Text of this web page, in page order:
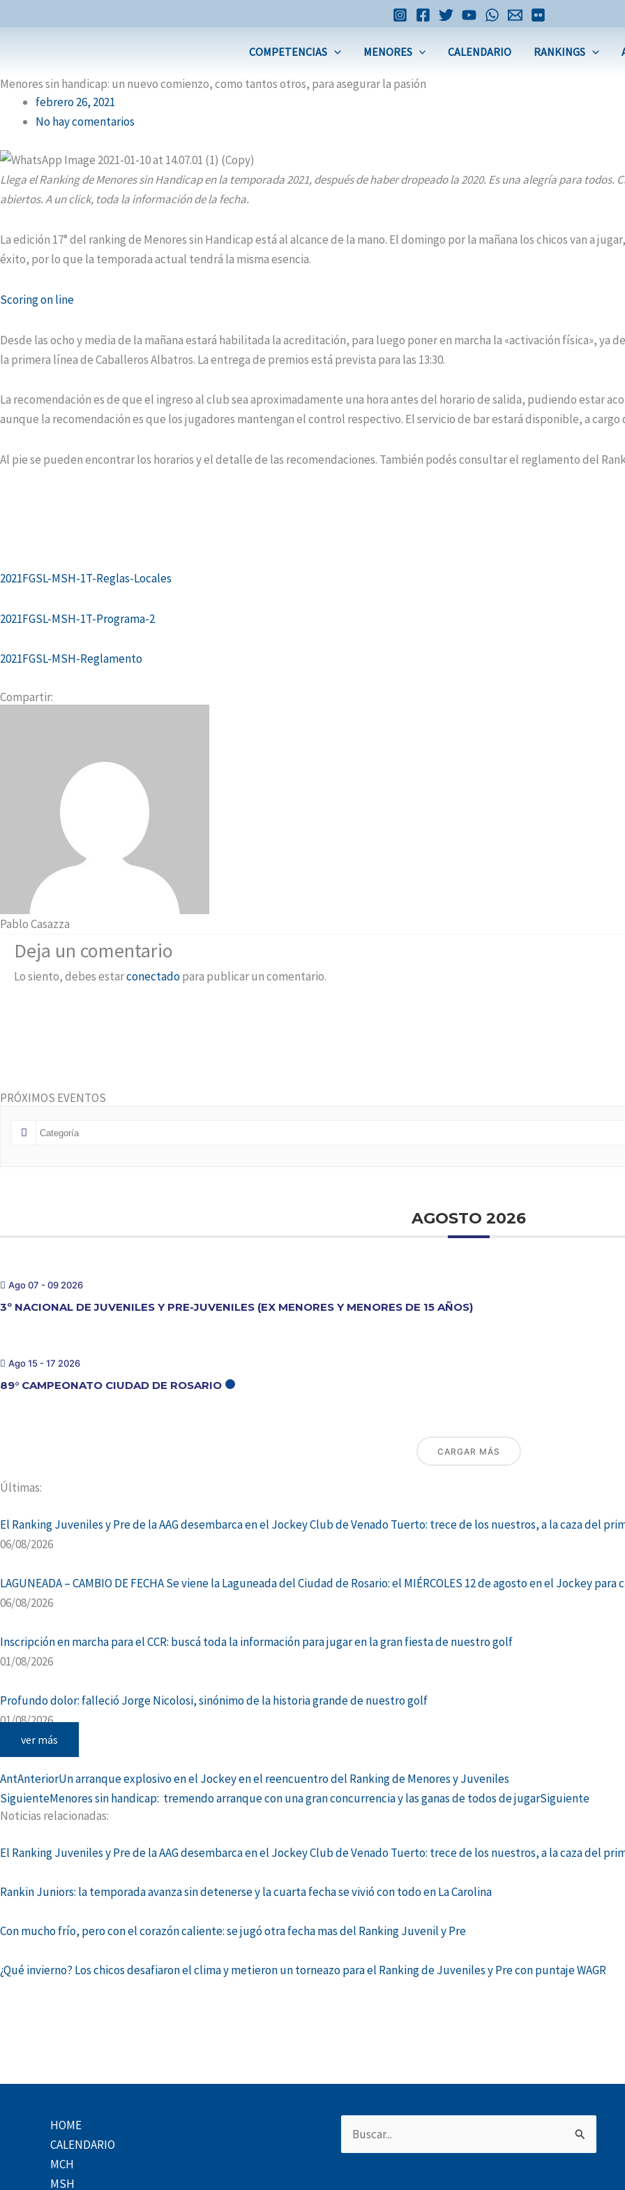
al
COMPETENCIAS MENORES CALENDARIO RANKINGS
Menores sin handicap: un nuevo comienzo, como tantos otros, para asegurar la pasión
febrero 26, 2021
No hay comentarios
Llega el Ranking de Menores sin Handicap en la temporada 2021, después de haber dropeado la 2020. Es una alegría para todos.
abiertos. A un click, toda la información de la fecha.
La edición 17° del ranking de Menores sin Handicap está al alcance de la mano. El domingo por la mañana los chicos van a
éxito, por lo que la temporada actual tendrá la misma esencia.
Scoring on line
Desde las ocho y media de la mañana estará habilitada la acreditación, para luego poner en marcha la «activación física», ya
la primera línea de Caballeros Albatros. La entrega de premios está prevista para las 13:30.
La recomendación es de que el ingreso al club sea aproximadamente una hora antes del horario de salida, pudiendo estar
aunque la recomendación es que los jugadores mantengan el control respectivo. El servicio de bar estará disponible, a cargo
Al pie se pueden encontrar los horarios y el detalle de las recomendaciones. También podés consultar el reglamento del
2021FGSL-MSH-1T-Reglas-Locales
2021FGSL-MSH-1T-Programa-2
2021FGSL-MSH-Reglamento
Compartir:
Pablo Casazza
Deja un comentario
Lo siento, debes estarconectadopara publicar un comentario.
PRÓXIMOS EVENTOS
AGOSTO 2026
Ago 07 - 09 2026
3º NACIONAL DE JUVENILES Y PRE-JUVENILES (EX MENORES Y MENORES DE 15 AÑOS)
Ago 15 - 17 2026
89° CAMPEONATO CIUDAD DE ROSARIO
CARGAR MÁS
Últimas:
El Ranking Juveniles y Pre de la AAG desembarca en el Jockey Club de Venado Tuerto: trece de los nuestros, a la caza del
06/08/2026
LAGUNEADA – CAMBIO DE FECHA Se viene la Laguneada del Ciudad de Rosario: el MIÉRCOLES 12 de agosto en el Jockey
06/08/2026
Inscripción en marcha para el CCR: buscá toda la información para jugar en la gran fiesta de nuestro golf
01/08/2026
Profundo dolor: falleció Jorge Nicolosi, sinónimo de la historia grande de nuestro golf
01/08/2026
ver más
AntAnteriorUn arranque explosivo en el Jockey en el reencuentro del Ranking de Menores y Juveniles
SiguienteMenores sin handicap: tremendo arranque con una gran concurrencia y las ganas de todos de jugarSiguiente
Noticias relacionadas:
El Ranking Juveniles y Pre de la AAG desembarca en el Jockey Club de Venado Tuerto: trece de los nuestros, a la caza del
Rankin Juniors: la temporada avanza sin detenerse y la cuarta fecha se vivió con todo en La Carolina
Con mucho frío, pero con el corazón caliente: se jugó otra fecha mas del Ranking Juvenil y Pre
¿Qué invierno? Los chicos desafiaron el clima y metieron un torneazo para el Ranking de Juveniles y Pre con puntaje WAGR
HOME
CALENDARIO
MCH
MSH
Buscar
por: